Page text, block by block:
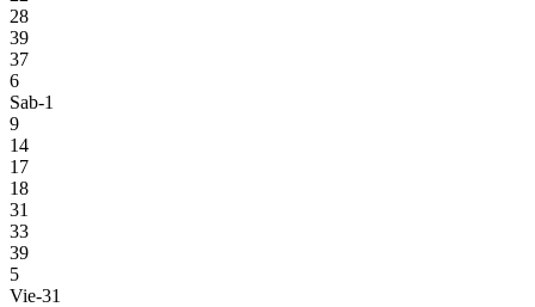
28
39
37
6
Sab-1
9
14
17
18
31
33
39
5
Vie-31